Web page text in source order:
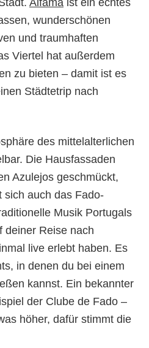
Alfama ist ein echtes
wunderschönen
und traumhaften
Viertel hat außerdem
zu bieten – damit ist es
Städtetrip nach
des mittelalterlichen
Die Hausfassaden
Azulejos geschmückt,
sich auch das Fado-
Musik Portugals
deiner Reise nach
live erlebt haben. Es
in denen du bei einem
kannst. Ein bekannter
der Clube de Fado –
höher, dafür stimmt die